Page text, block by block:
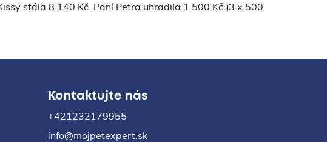
stála 8 140 Kč. Paní Petra uhradila 1 500 Kč (3 x 500
Kontaktujte nás
+421232179955
info@mojpetexpert.sk